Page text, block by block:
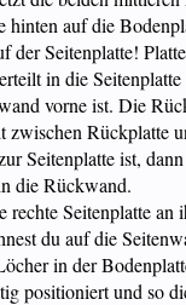
auf die
der Seitenplatte!
in die Seitenplatte
vorne ist. Die
zwischen
Seitenplatte ist,
die Rückwand.
Seitenplatte
du auf die
in der
positioniert und so